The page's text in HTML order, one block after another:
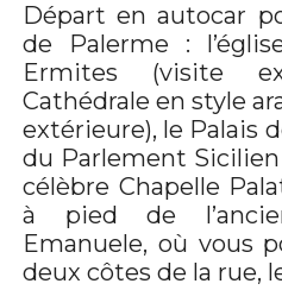
Départ en autocar
de Palerme :
Ermites (visite
Cathédrale en style
extérieure), le Palais
du Parlement
célèbre Chapelle
à pied de
Emanuele, où vous
deux côtes de la rue,